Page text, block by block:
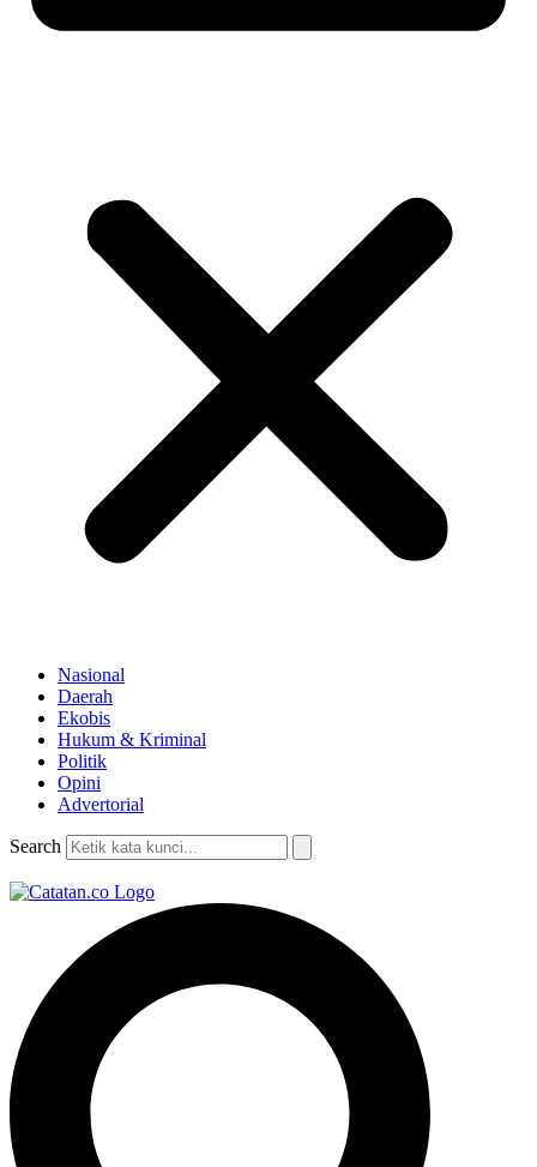
Nasional
Daerah
Ekobis
Hukum & Kriminal
Politik
Opini
Advertorial
Search